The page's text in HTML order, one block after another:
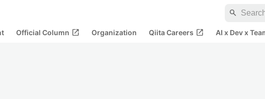
search
Official Column open_in_new Organization Qiita Careers open_in_new AI x Dev x